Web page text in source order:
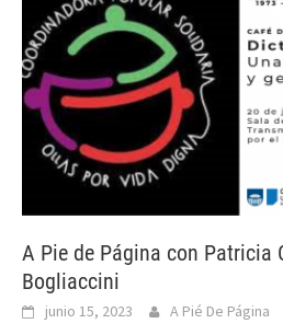
A Pie de Página con Patricia
Bogliaccini
junio 15, 2023 A Pié De Página